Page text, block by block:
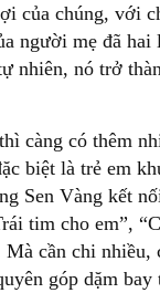
của chúng, với
người mẹ đã hai
nhiên, nó trở
càng có thêm
biệt là trẻ em
Sen Vàng kết
tim cho em”,
cần chi nhiều,
góp dặm bay